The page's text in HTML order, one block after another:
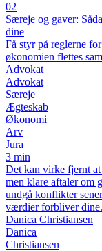
02
Særeje og gaver:
dine
Få styr på reglerne
økonomien flettes
Advokat
Advokat
Særeje
Ægteskab
Økonomi
Arv
Jura
3 min
Det kan virke fjernt
men klare aftaler om
undgå konflikter
værdier forbliver dine.
Danica Christiansen
Danica
Christiansen